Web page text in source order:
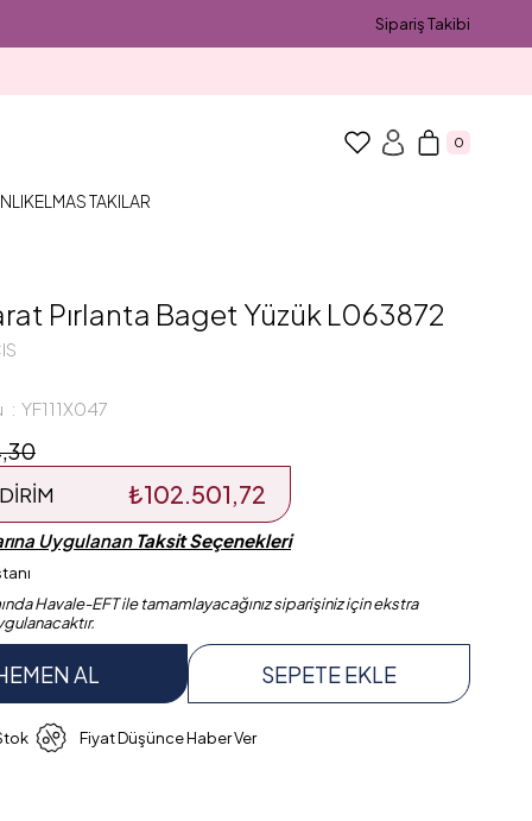
Sipariş Takibi
0
ELMAS TAKILAR
Pırlanta Baget Yüzük L063872
YF111X047
₺102.501,72
Uygulanan Taksit Seçenekleri
Havale-EFT ile tamamlayacağınız siparişiniz için ekstra
Fiyat Düşünce Haber Ver